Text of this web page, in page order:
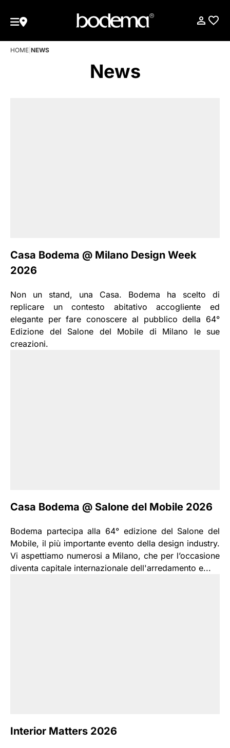
HOME NEWS
News
Casa Bodema @ Milano Design Week
2026
Non un stand, una Casa. Bodema ha scelto di
replicare un contesto abitativo accogliente ed
elegante per fare conoscere al pubblico della 64°
Edizione del Salone del Mobile di Milano le sue
creazioni.
Casa Bodema @ Salone del Mobile 2026
Bodema partecipa alla 64° edizione del Salone del
Mobile, il più importante evento della design industry.
Vi aspettiamo numerosi a Milano, che per l’occasione
diventa capitale internazionale dell'arredamento e...
Interior Matters 2026